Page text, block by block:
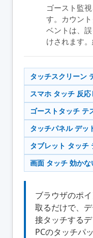
ゴースト監
す。カウン
ベントは、
けされます
タッチスクリーン
スマホ タッチ 反
ゴーストタッチ テ
タッチパネル デッ
タブレット タッチ
画面 タッチ 効かな
ブラウザのポ
取るだけで、
接タッチする
PCのタッチパ